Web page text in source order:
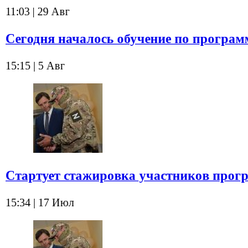
11:03 | 29 Авг
Сегодня началось обучение по
15:15 | 5 Авг
Стартует стажировка участников
15:34 | 17 Июл